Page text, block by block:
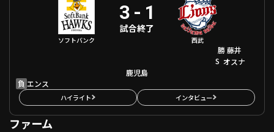
ソフトバンク
3 - 1
試合終了
西武
勝藤井
S オスナ
鹿児島
負 エンス
ハイライト インタビュー
ファーム